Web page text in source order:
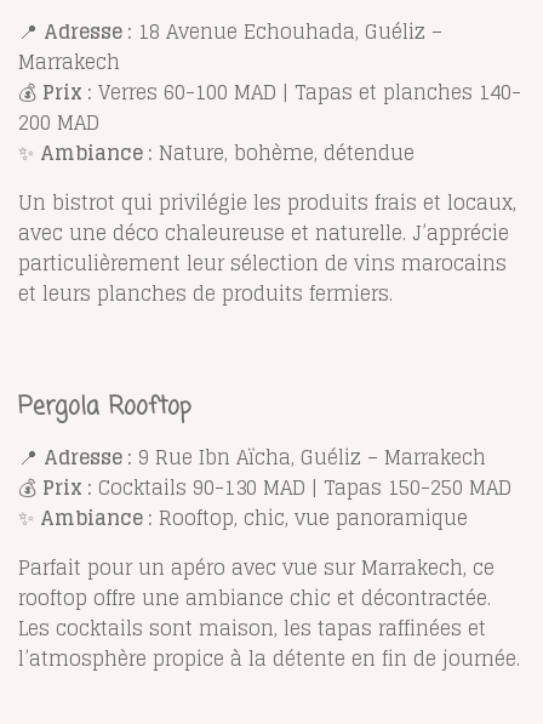
📍 Adresse : 18 Avenue Echouhada, Guéliz –
Marrakech
💰 Prix : Verres 60-100 MAD | Tapas et planches 140-
200 MAD
✨ Ambiance : Nature, bohème, détendue
Un bistrot qui privilégie les produits frais et locaux,
avec une déco chaleureuse et naturelle. J’apprécie
particulièrement leur sélection de vins marocains
et leurs planches de produits fermiers.
Pergola Rooftop
📍 Adresse : 9 Rue Ibn Aïcha, Guéliz – Marrakech
💰 Prix : Cocktails 90-130 MAD | Tapas 150-250 MAD
✨ Ambiance : Rooftop, chic, vue panoramique
Parfait pour un apéro avec vue sur Marrakech, ce
rooftop offre une ambiance chic et décontractée.
Les cocktails sont maison, les tapas raffinées et
l’atmosphère propice à la détente en fin de journée.